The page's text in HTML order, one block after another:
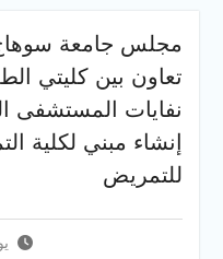
الجديدة
جامعة سوهاج
لطلاب
أيام
الإلكتروني
2026
مجلس جامعة
تعاون بين كليتي
نفايات المستشفى
إنشاء مبني لكلية
للتمريض